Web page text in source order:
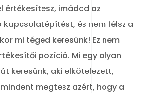
értékesítesz, imádod az
kapcsolatépítést, és nem félsz a
mi téged keresünk! Ez nem
pozíció. Mi egy olyan
keresünk, aki elkötelezett,
megtesz azért, hogy a